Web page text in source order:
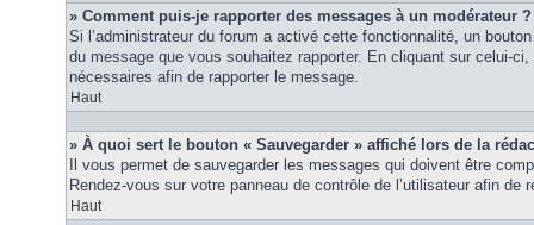
» Comment puis-je rapporter des messages à un modérateur ?
Si l’administrateur du forum a activé cette fonctionnalité, un
du message que vous souhaitez rapporter. En cliquant sur celui-
nécessaires afin de rapporter le message.
Haut
» À quoi sert le bouton « Sauvegarder » affiché lors de la
Il vous permet de sauvegarder les messages qui doivent être
Rendez-vous sur votre panneau de contrôle de l’utilisateur afin de
Haut